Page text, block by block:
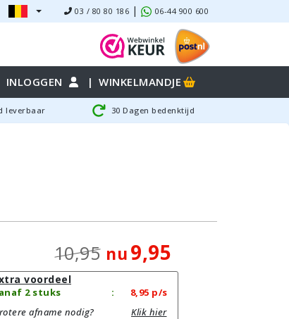
03 / 80 80 186 | 06-44 900 600
INLOGGEN | WINKELMANDJE
leverbaar 30 Dagen bedenktijd
10,95 nu9,95
voordeel
2 stuks : 8,95 p/s
afname nodig?
Klik hier